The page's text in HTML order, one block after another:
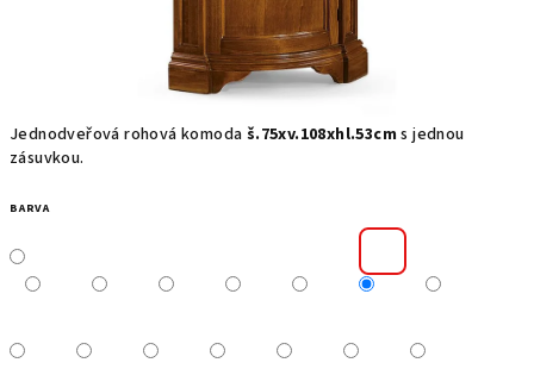
Jednodveřová rohová komoda š.75xv.108xhl.53cms jednou
zásuvkou.
BARVA